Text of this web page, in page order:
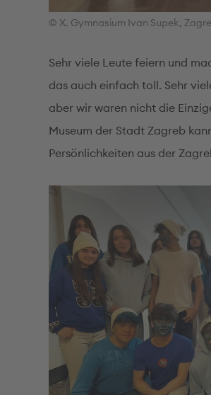
© X. Gymnasium Ivan Supek,
Sehr viele Leute feiern und
das auch einfach toll. Sehr
aber wir waren nicht die
Museum der Stadt Zagreb
Persönlichkeiten aus der